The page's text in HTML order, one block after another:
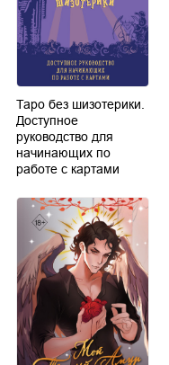
Таро без шизотерики.
Доступное
руководство для
начинающих по
работе с картами